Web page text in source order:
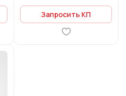
Запросить КП